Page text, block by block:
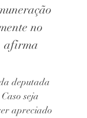
no
afirma
deputada
seja
apreciado